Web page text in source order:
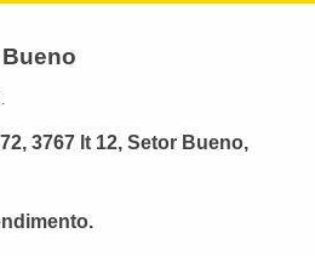
3767 lt 12, Setor Bueno,